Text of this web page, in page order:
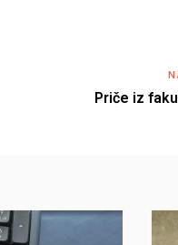
Priče iz